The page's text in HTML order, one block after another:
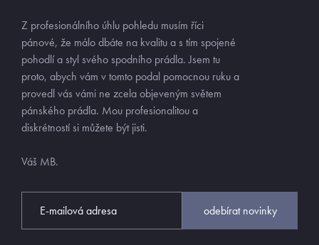
Z profesionálního úhlu pohledu musím říci
pánové, že málo dbáte na kvalitu a s tím spojené
pohodlí a styl svého spodního prádla. Jsem tu
proto, abych vám v tomto podal pomocnou ruku a
provedl vás vámi ne zcela objeveným světem
pánského prádla. Mou profesionalitou a
diskrétností si můžete být jisti.
Váš MB.
odebírat novinky